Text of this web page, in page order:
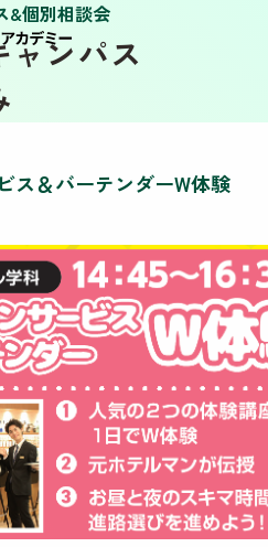
&個別相談会
ンパス
ス＆バーテンダーW体験